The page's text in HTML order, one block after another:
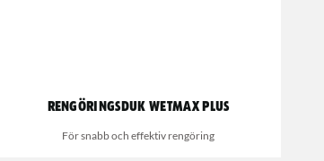
Rengöringsduk Wetmax Plus
För snabb och effektiv rengöring